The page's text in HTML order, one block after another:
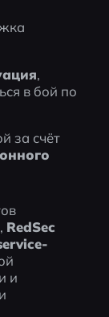
,
в бой по
RedSec